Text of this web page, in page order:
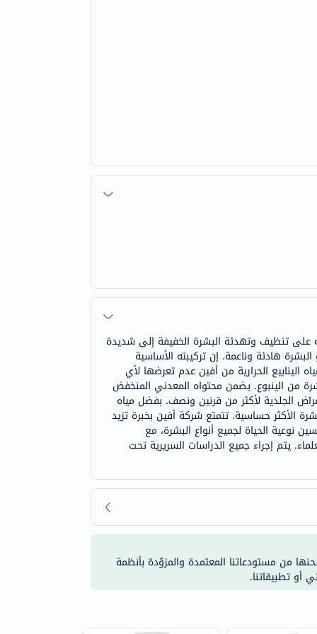
على تنظيف وتهدئة البشرة الخفيفة إلى شديدة
هادئة وناعمة. إن تركيبته الأساسية
الحرارية من أفين عدم تعرضها لأي
من الينبوع. يضمن محتواه المعدني المنخفض
الجلدية لأكثر من قرنين ونصف. بفضل مياه
الأكثر حساسية. تتمتع شركة أفين بخبرة تزيد
نوعية الحياة لجميع أنواع البشرة، مع
يتم إجراء جميع الدراسات السريرية تحت
من مستودعاتنا المعتمدة والمزوّدة بأنظمة
أو تطبيقاتنا.